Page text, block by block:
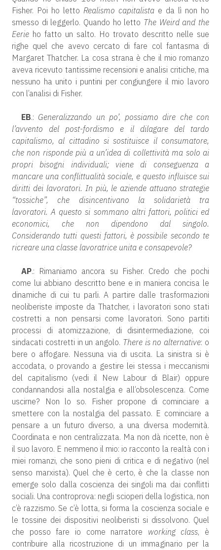
Fisher. Poi ho letto Realismo capitalista e da lì non ho
smesso di leggerlo. Quando ho letto The Weird and the
Eerie ho fatto un salto. Ho trovato descritto nelle sue
righe quel che avevo cercato di fare col fantasma di
Margaret Thatcher. La cosa strana è che il mio romanzo
aveva ricevuto tantissime recensioni e analisi critiche, ma
nessuno ha unito i puntini per congiungere il mio lavoro
con l’analisi di Fisher.
EB.: Generalizzando un po’, possiamo dire che con
l’avvento del post-fordismo e il dilagare del tardo
capitalismo, al cittadino si sostituisce il consumatore,
che non risponde più a un’idea di collettività ma solo ai
propri bisogni individuali; viene di conseguenza a
mancare una conflittualità sociale, e questo influisce sui
diritti dei lavoratori. In più, le aziende attuano strategie
“tossiche”, che disincentivano la solidarietà tra
lavoratori. A questo si sommano altri fattori, politici ed
economici, che non dipendono dal singolo.
Considerando tutti questi fattori, è possibile secondo te
ricreare una classe lavoratrice unita e consapevole?
AP.: Rimaniamo ancora su Fisher. Credo che pochi
come lui abbiano descritto bene e in maniera concisa le
dinamiche di cui tu parli. A partire dalle trasformazioni
neoliberiste imposte da Thatcher, i lavoratori sono stati
costretti a non pensarsi come lavoratori. Sono partiti
processi di atomizzazione, di disintermediazione, coi
sindacati costretti in un angolo. There is no alternative: o
bere o affogare. Nessuna via di uscita. La sinistra si è
accodata, o provando a gestire lei stessa i meccanismi
del capitalismo (vedi il New Labour di Blair) oppure
condannandosi alla nostalgia e all’obsolescenza. Come
uscirne? Non lo so. Fisher propone di cominciare a
smettere con la nostalgia del passato. E cominciare a
pensare a un futuro diverso, a una diversa modernità.
Coordinata e non centralizzata. Ma non dà ricette, non è
il suo lavoro. E nemmeno il mio: io racconto la realtà con i
miei romanzi, che sono pieni di critica e di negativo (nel
senso marxista). Quel che è certo, è che la classe non
emerge solo dalla coscienza dei singoli ma dai conflitti
sociali. Una controprova: negli scioperi della logistica, non
c’è razzismo. Se c’è lotta, si forma la coscienza sociale e
le tossine dei dispositivi neoliberisti si dissolvono. Quel
che posso fare io come narratore working class, è
contribuire alla ricostruzione di un immaginario per la